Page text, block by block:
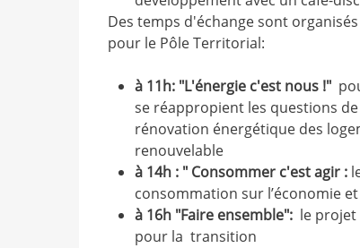
Des temps d'échange sont
pour le Pôle Territorial:
à 11h: "L'énergie c'est nous !"
se réappropient les questions
rénovation énergétique des
renouvelable
à 14h : " Consommer c'est agir :
consommation sur l’économie
à 16h "Faire ensemble": le
pour la transition